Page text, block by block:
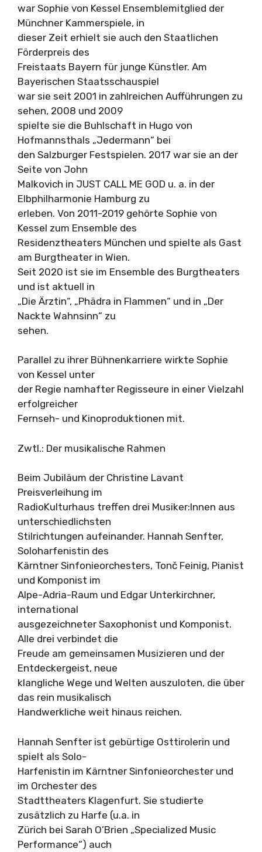
war Sophie von Kessel Ensemblemitglied der
Münchner Kammerspiele, in
dieser Zeit erhielt sie auch den Staatlichen
Förderpreis des
Freistaats Bayern für junge Künstler. Am
Bayerischen Staatsschauspiel
war sie seit 2001 in zahlreichen Aufführungen zu
sehen, 2008 und 2009
spielte sie die Buhlschaft in Hugo von
Hofmannsthals „Jedermann“ bei
den Salzburger Festspielen. 2017 war sie an der
Seite von John
Malkovich in JUST CALL ME GOD u. a. in der
Elbphilharmonie Hamburg zu
erleben. Von 2011-2019 gehörte Sophie von
Kessel zum Ensemble des
Residenztheaters München und spielte als Gast
am Burgtheater in Wien.
Seit 2020 ist sie im Ensemble des Burgtheaters
und ist aktuell in
„Die Ärztin“, „Phädra in Flammen“ und in „Der
Nackte Wahnsinn“ zu
sehen.
Parallel zu ihrer Bühnenkarriere wirkte Sophie
von Kessel unter
der Regie namhafter Regisseure in einer Vielzahl
erfolgreicher
Fernseh- und Kinoproduktionen mit.
Zwtl.: Der musikalische Rahmen
Beim Jubiläum der Christine Lavant
Preisverleihung im
RadioKulturhaus treffen drei Musiker:Innen aus
unterschiedlichsten
Stilrichtungen aufeinander. Hannah Senfter,
Soloharfenistin des
Kärntner Sinfonieorchesters, Tonč Feinig, Pianist
und Komponist im
Alpe-Adria-Raum und Edgar Unterkirchner,
international
ausgezeichneter Saxophonist und Komponist.
Alle drei verbindet die
Freude am gemeinsamen Musizieren und der
Entdeckergeist, neue
klangliche Wege und Welten auszuloten, die über
das rein musikalisch
Handwerkliche weit hinaus reichen.
Hannah Senfter ist gebürtige Osttirolerin und
spielt als Solo-
Harfenistin im Kärntner Sinfonieorchester und
im Orchester des
Stadttheaters Klagenfurt. Sie studierte
zusätzlich zu Harfe (u.a. in
Zürich bei Sarah O’Brien „Specialized Music
Performance“) auch